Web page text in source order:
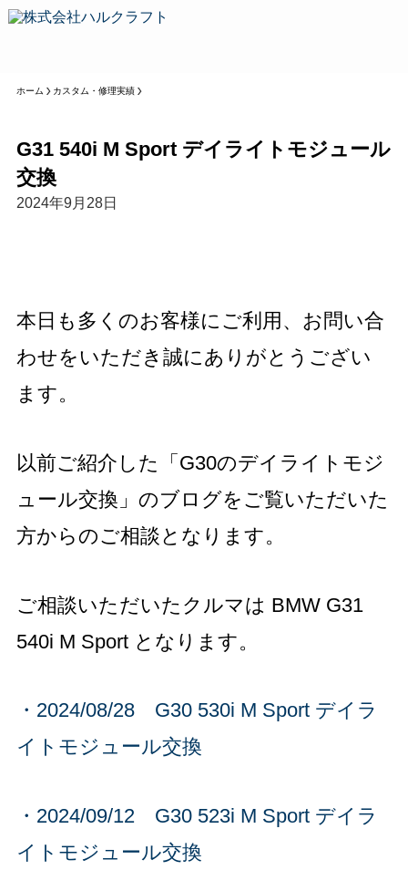
ホーム カスタム・修理実績
G31 540i M Sport デイライトモジュール
交換
2024年9月28日
本日も多くのお客様にご利用、お問い合
わせをいただき誠にありがとうござい
ます。
以前ご紹介した「G30のデイライトモジ
ュール交換」のブログをご覧いただいた
方からのご相談となります。
ご相談いただいたクルマは BMW G31
540i M Sport となります。
・2024/08/28 G30 530i M Sport デイラ
イトモジュール交換
・2024/09/12 G30 523i M Sport デイラ
イトモジュール交換